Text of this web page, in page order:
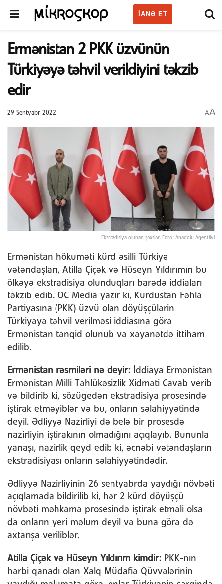
IANƏ ET
Ermənistan 2 PKK üzvünün
Türkiyəyə təhvil verildiyini təkzib
edir
29 Sentyabr 2022 AA
Ekstradisiya olunan şəxslər. Foto: Anadolu Agentliyi
Ermənistan hökuməti kürd əsilli Türkiyə
vətəndaşları, Atilla Çiçək və Hüseyn Yıldırımın bu
ölkəyə ekstradisiya olunduqları barədə iddiaları
təkzib edib. OC Media yazır ki, Kürdüstan Fəhlə
Partiyasına (PKK) üzvü olan döyüşçülərin
Türkiyəyə təhvil verilməsi iddiasına görə
Ermənistan tənqid olunub və xəyanətdə ittiham
edilib.
Ermənistan rəsmiləri nə deyir:
İddiaya Ermənistan
Ermənistan Milli Təhlükəsizlik Xidməti Cavab verib
və bildirib ki, sözügedən ekstradisiya prosesində
iştirak etməyiblər və bu, onların səlahiyyətində
deyil. Ədliyyə Nazirliyi də belə bir prosesdə
nazirliyin iştirakının olmadığını açıqlayıb. Bununla
yanaşı, nazirlik qeyd edib ki, əcnəbi vətəndaşların
ekstradisiyası onların səlahiyyətindədir.
Ədliyyə Nazirliyinin 26 sentyabrda yaydığı növbəti
açıqlamada bildirilib ki, hər 2 kürd döyüşçü
növbəti məhkəmə prosesində iştirak etməli olsa
da onların yeri məlum deyil və buna görə də
axtarışa veriliblər.
Atilla Çiçək və Hüseyn Yıldırım kimdir: PKK-nın
hərbi qanadı olan Xalq Müdafiə Qüvvələrinin